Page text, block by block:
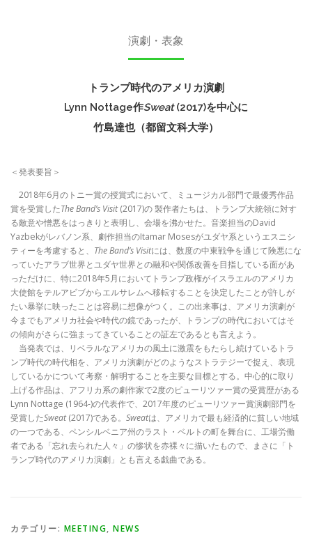
演劇・表象
トランプ時代のアメリカ演劇
Lynn Nottage作Sweat(2017)を中心に
竹島達也（都留文科大学）
＜発表要旨＞
2018年6月のトニー賞の授賞式において、ミュージカル部門で最優秀作品
賞を受賞したThe Band’s Visit(2017)の 製作者たちは、トランプ大統領に対す
る敵意や憎悪をはっきりと表明し、会場を沸かせた。音楽担当のDavid
Yazbekがレバノン系、劇作担当のItamar Mosesがユダヤ系というエスニシ
ティーを考慮すると、 The Band’s Visitには、数度の中東戦争を通じて険悪にな
っていたアラブ世界とユダヤ世界との融和や関係改善を目指している面があ
っただけに、特に2018年5月においてトランプ政権がイスラエルのアメリカ
大使館をテルアビブからエルサレムへ移転することを決定したことが許しが
たい暴挙に映ったことは容易に想像がつく。この出来事は、アメリカ演劇が
今までもアメリカ社会や時代の鏡であったが、トランプの時代においてはそ
の傾向がさらに強まってきていることの証左であるとも言えよう。
当発表では、リベラルなアメリカの風土に激震をもたらし続けているトラ
ンプ時代の時代相を、アメリカ演劇がどのようなストラテジーで捉え、表現
しているかについて考察・解明することを主要な目標とする。中心的に取り
上げる作品は、アフリカ系の劇作家で2度のピューリツァー賞の受賞歴がある
Lynn Nottage (1964-)の代表作で、2017年度のピューリツァー賞演劇部門を
受賞したSweat(2017)である。 Sweatは、アメリカで最も経済的に貧しい地域
の一つである、ペンシルベニア州のラスト・ベルトの町を舞台に、工場労働
者である「忘れ去られた人々」の惨状を赤裸々に描いたもので、まさに「ト
ランプ時代のアメリカ演劇」とも言える戯曲である。
カテゴリー: MEETING, NEWS